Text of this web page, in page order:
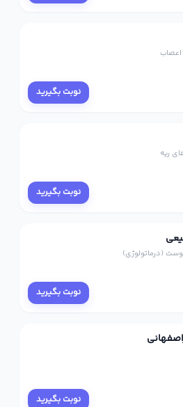
نوبت بگیرید
ریه
نوبت بگیرید
(درماتولوژی)
نوبت بگیرید
نوبت بگیرید